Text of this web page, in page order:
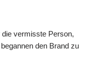
vermisste Person,
den Brand zu